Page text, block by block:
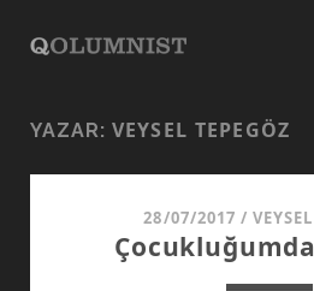
YAZAR: VEYSEL TEPEGÖZ
28/07/2017 /